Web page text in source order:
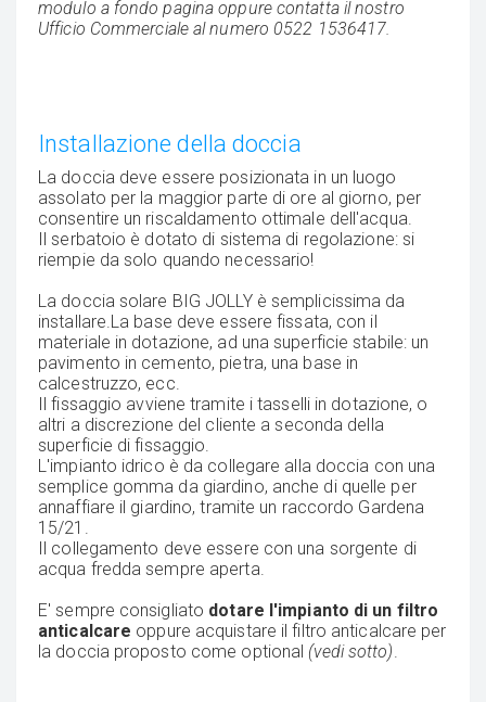
modulo a fondo pagina oppure contatta il nostro
Ufficio Commerciale al numero 0522 1536417.
Installazione della doccia
La doccia deve essere posizionata in un luogo
assolato per la maggior parte di ore al giorno, per
consentire un riscaldamento ottimale dell'acqua.
Il serbatoio è dotato di sistema di regolazione: si
riempie da solo quando necessario!
La doccia solare BIG JOLLY è semplicissima da
installare.La base deve essere fissata, con il
materiale in dotazione, ad una superficie stabile: un
pavimento in cemento, pietra, una base in
calcestruzzo, ecc.
Il fissaggio avviene tramite i tasselli in dotazione, o
altri a discrezione del cliente a seconda della
superficie di fissaggio.
L'impianto idrico è da collegare alla doccia con una
semplice gomma da giardino, anche di quelle per
annaffiare il giardino, tramite un raccordo Gardena
15/21.
Il collegamento deve essere con una sorgente di
acqua fredda sempre aperta.
E' sempre consigliato dotare l'impianto di un filtro
anticalcare oppure acquistare il filtro anticalcare per
la doccia proposto come optional (vedi sotto).